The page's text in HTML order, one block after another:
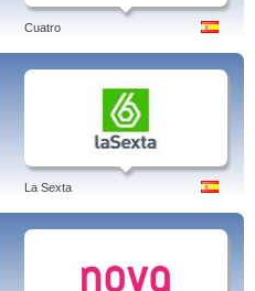
Cuatro
La Sexta